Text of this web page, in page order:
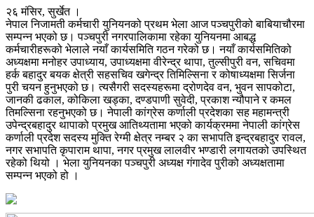
२६ मंसिर, सुर्खेत ।
नेपाल निजामती कर्मचारी युनियनको प्रथम भेला आज पञ्चपुरीको बाबियाचौरमा
सम्पन्न भएको छ। पञ्चपुरी नगरपालिकामा रहेका युनियनमा आबद्ध
कर्मचारीहरूको भेलाले नयाँ कार्यसमिति गठन गरेको छ। नयाँ कार्यसमितिको
अध्यक्षमा मनोहर उपाध्याय, उपाध्यक्षमा वीरेन्द्र थापा, तुल्सीपुरी वन, सचिवमा
हर्क बहादुर बयक क्षेत्री सहसचिव खगेन्द्र तिमिल्सिना र कोषाध्यक्षमा सिर्जना
पुरी चयन हुनुभएको छ। त्यसैगरी सदस्यहरूमा द्रोणदेव वन, भुवन सापकोटा,
जानकी ढकाल, कोकिला खड्का, दण्डपाणी सुवेदी, प्रकाश न्यौपाने र कमल
तिमल्सिना रहनुभएको छ। नेपाली कांग्रेस कर्णाली प्रदेशका सह महामन्त्री
उपेन्द्रबहादुर थापाको प्रमुख आतिथ्यतामा भएको कार्यक्रममा नेपाली कांग्रेस
कर्णाली प्रदेश सदस्य मुक्ति रेग्मी क्षेत्र नम्बर २ का सभापति इन्द्रबहादुर रावल,
नगर सभापति कृपाराम थापा, नगर प्रमुख लालवीर भण्डारी लगायतको उपस्थित
रहेको थियो । भेला युनियनका पञ्चपुरी अध्यक्ष गंगादेव पुरीको अध्यक्षतामा
सम्पन्न भएको हो ।